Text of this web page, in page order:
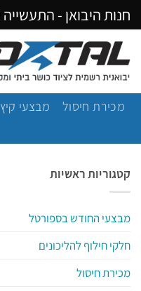
Skip
to
content
חנות היבואן - התעשייה 9, רעננה |
מכירת חיסול מבצעי קיץ
קטגוריות ראשיות
מבצעי החודש בספורטל
חלקי חילוף להליכונים
מכירת חיסול